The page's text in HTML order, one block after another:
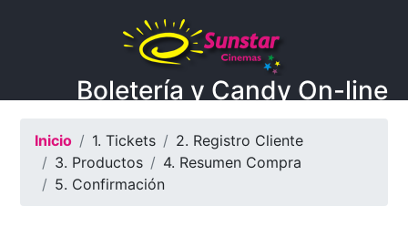
Boletería y Candy On-line
Inicio 1. Tickets
2. Registro Cliente
3. Productos
4. Resumen Compra
5. Confirmación